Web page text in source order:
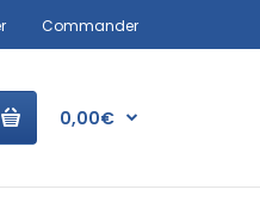
Commander
0,00€